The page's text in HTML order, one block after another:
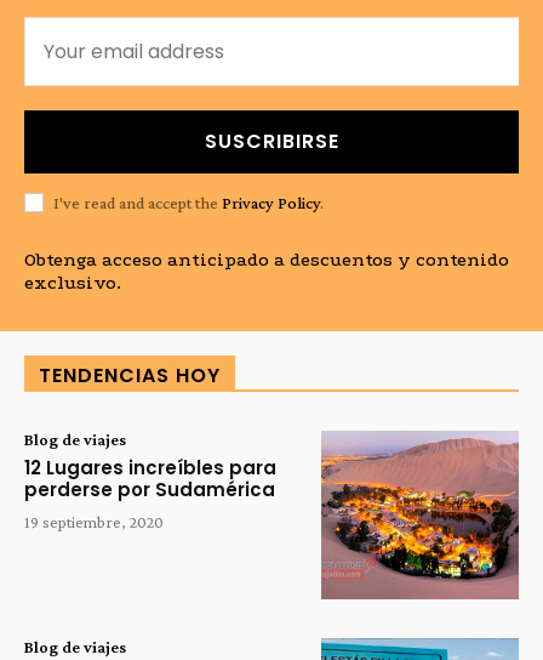
SUSCRIBIRSE
I've read and accept the Privacy Policy.
Obtenga acceso anticipado a descuentos y contenido
exclusivo.
TENDENCIAS HOY
Blog de viajes
12 Lugares increíbles para
perderse por Sudamérica
19 septiembre, 2020
Blog de viajes